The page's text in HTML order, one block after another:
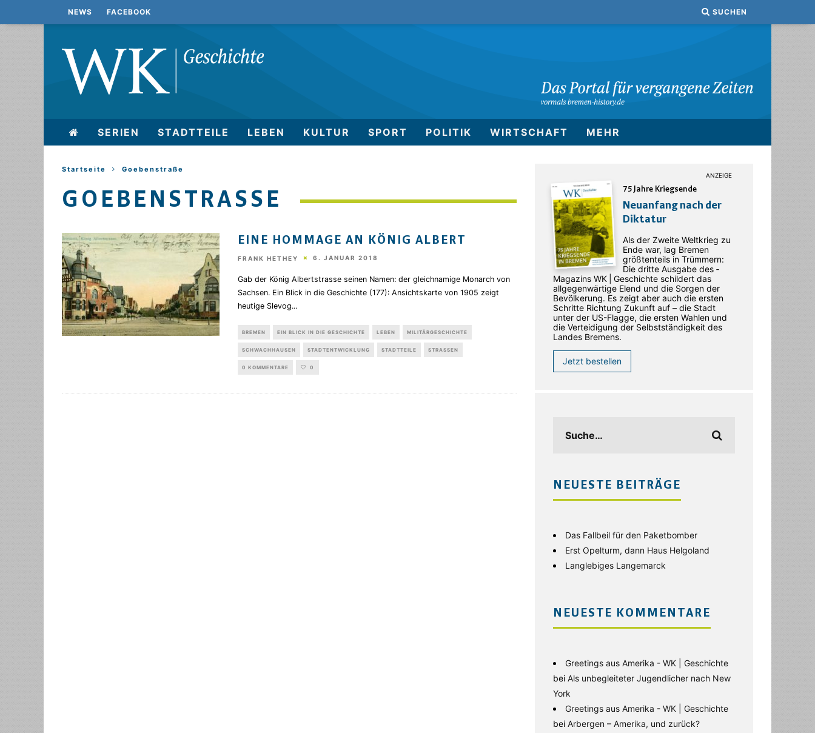
NEWS FACEBOOK SUCHEN
SERIEN STADTTEILE LEBEN KULTUR SPORT POLITIK WIRTSCHAFT MEHR
Startseite Goebenstraße
GOEBENSTRASSE
EINE HOMMAGE AN KÖNIG ALBERT
FRANK HETHEY 6. JANUAR 2018
Gab der König Albertstrasse seinen Namen: der gleichnamige Monarch von
Sachsen. Ein Blick in die Geschichte (177): Ansichtskarte von 1905 zeigt
heutige Slevog...
BREMEN EIN BLICK IN DIE GESCHICHTE LEBEN MILITÄRGESCHICHTE
SCHWACHHAUSEN STADTENTWICKLUNG STADTTEILE STRASSEN
0 KOMMENTARE 0
75 Jahre Kriegsende
Neuanfang nach der
Diktatur
Als der Zweite Weltkrieg zu
Ende war, lag Bremen
größtenteils in Trümmern:
Die dritte Ausgabe des ­
Magazins WK | Geschichte schildert das
allgegenwärtige Elend und die Sorgen der
Bevölkerung. Es zeigt aber auch die ersten
Schritte Richtung Zukunft auf – die Stadt
unter der US-Flagge, die ersten Wahlen und
die Verteidigung der Selbstständigkeit des
Landes Bremens.
Jetzt bestellen
NEUESTE BEITRÄGE
Das Fallbeil für den Paketbomber
Erst Opelturm, dann Haus Helgoland
Langlebiges Langemarck
NEUESTE KOMMENTARE
Greetings aus Amerika - WK | Geschichte
bei Als unbegleiteter Jugendlicher nach New
York
Greetings aus Amerika - WK | Geschichte
bei Arbergen – Amerika, und zurück?